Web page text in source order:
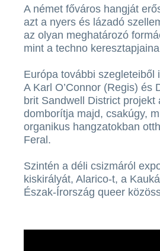
A német főváros hangját
azt a nyers és lázadó
az olyan meghatározó
mint a techno
Európa további
A Karl O’Connor (Regis) és
brit Sandwell District
domborítja majd, csakúgy,
organikus hangzatokban
Feral.
Szintén a déli csizmáról
kiskirályát, Alarico-t, a
Észak-Írország queer